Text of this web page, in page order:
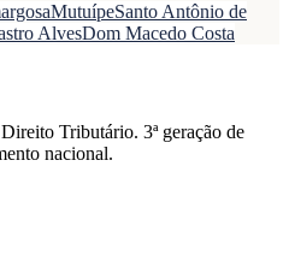
MutuípeSanto Antônio de
AlvesDom Macedo Costa
Tributário. 3ª geração de
nacional.